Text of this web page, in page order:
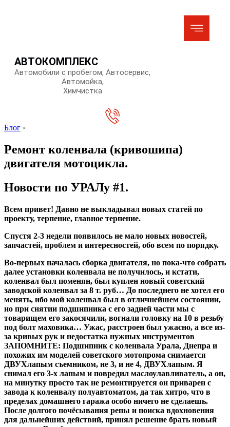
АВТОКОМПЛЕКС
Автомобили с пробегом, Автосервис,
Автомойка,
Химчистка
Блог ›
Ремонт коленвала (кривошипа)
двигателя мотоцикла.
Новости по УРАЛу #1.
Всем привет! Давно не выкладывал новых статей по
проекту, терпение, главное терпение.
Спустя 2-3 недели появилось не мало новых новостей,
запчастей, проблем и интересностей, обо всем по порядку.
Во-первых началась сборка двигателя, но пока-что собрать
далее установки коленвала не получилось, и кстати,
коленвал был поменян, был куплен новый советский
заводской коленвал за 8 т. руб… До последнего не хотел его
менять, ибо мой коленвал был в отличнейшем состоянии,
но при снятии подшипника с его задней части мы с
товарищем его закосячили, вогнали головку на 10 в резьбу
под болт маховика… Ужас, расстроен был ужасно, а все из-
за кривых рук и недостатка нужных инструментов
ЗАПОМНИТЕ: Подшипник с коленвала Урала, Днепра и
похожих им моделей советского мотопрома снимается
ДВУХлапым съемником, не 3, и не 4, ДВУХлапым. Я
снимал его 3-х лапым и повредил маслоулавливатель, а он,
на минутку просто так не ремонтируется он приварен с
завода к коленвалу полуавтоматом, да так хитро, что в
пределах домашнего гаража особо ничего не сделаешь.
После долгого почёсывания репы и поиска вдохновения
для дальнейших действий, принял решение брать новый